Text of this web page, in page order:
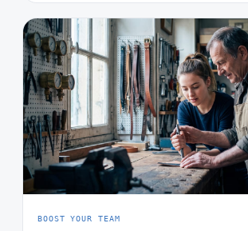
BOOST YOUR TEAM